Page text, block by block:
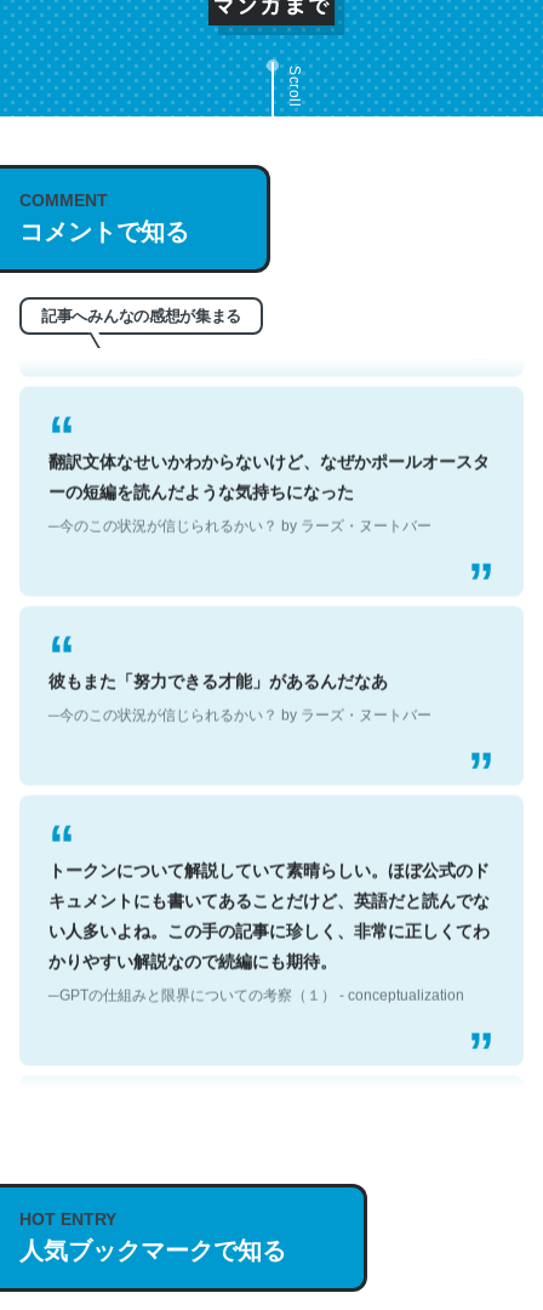
Scroll
COMMENT
コメントで知る
記事へみんなの感想が集まる
これは名文。彼はとてもクレバーなんだろうなと凄く思
う。英語少しでも読める人は原文もお勧め。自分はこの流
れ好き。Let’s Fucking Go. Then Covid hit. Shit.
─今のこの状況が信じられるかい？ by ラーズ・ヌートバー
翻訳文体なせいかわからないけど、なぜかポールオースタ
ーの短編を読んだような気持ちになった
─今のこの状況が信じられるかい？ by ラーズ・ヌートバー
彼もまた「努力できる才能」があるんだなあ
─今のこの状況が信じられるかい？ by ラーズ・ヌートバー
トークンについて解説していて素晴らしい。ほぼ公式のド
キュメントにも書いてあることだけど、英語だと読んでな
い人多いよね。この手の記事に珍しく、非常に正しくてわ
かりやすい解説なので続編にも期待。
─GPTの仕組みと限界についての考察（１） - conceptualization
https://isobe324649.hatenablog.com/entry/2023/03/27
/064121
─GPTの仕組みと限界についての考察（１） - conceptualization
HOT ENTRY
人気ブックマークで知る